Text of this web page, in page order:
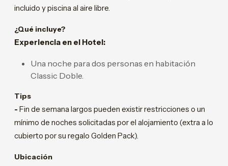
incluido y piscina al aire libre.
¿Qué incluye?
Experiencia en el Hotel:
Una noche para dos personas en habitación
Classic Doble.
Tips
- Fin de semana largos pueden existir restricciones o un
mínimo de noches solicitadas por el alojamiento (extra a lo
cubierto por su regalo Golden Pack).
Ubicación